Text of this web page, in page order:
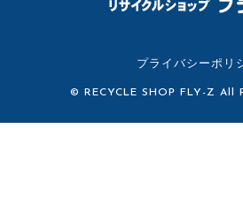
プライバシーポリ
© RECYCLE SHOP FLY-Z All